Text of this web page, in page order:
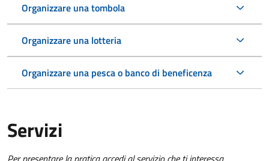
Organizzare una tombola
Organizzare una lotteria
Organizzare una pesca o banco di beneficenza
Servizi